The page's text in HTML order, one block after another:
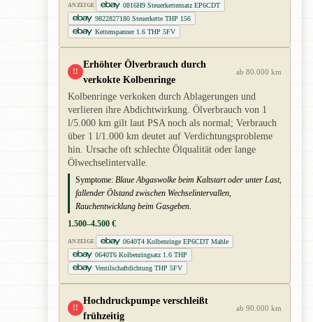
ANZEIGE
0816H9 Steuerkettensatz EP6CDT
9822827180 Steuerkette THP 156
Kettenspanner 1.6 THP 5FV
!!
Erhöhter Ölverbrauch durch
verkokte Kolbenringe
ab 80.000 km
Kolbenringe verkoken durch Ablagerungen und
verlieren ihre Abdichtwirkung. Ölverbrauch von 1
l/5.000 km gilt laut PSA noch als normal; Verbrauch
über 1 l/1.000 km deutet auf Verdichtungsprobleme
hin. Ursache oft schlechte Ölqualität oder lange
Ölwechselintervalle.
Symptome: Blaue Abgaswolke beim Kaltstart oder unter Last,
fallender Ölstand zwischen Wechselintervallen,
Rauchentwicklung beim Gasgeben.
1.500–4.500 €
ANZEIGE
0640T4 Kolbenringe EP6CDT Mahle
0640T6 Kolbenringsatz 1.6 THP
Ventilschaftdichtung THP 5FV
!!
Hochdruckpumpe verschleißt
frühzeitig
ab 90.000 km